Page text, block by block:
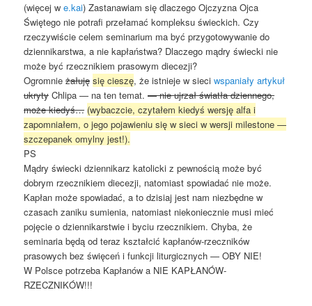
(więcej we.kai) Zastanawiam się dlaczego Ojczyzna Ojca
Świętego nie potrafi przełamać kompleksu świeckich. Czy
rzeczywiście celem seminarium ma być przygotowywanie do
dziennikarstwa, a nie kapłaństwa? Dlaczego mądry świecki nie
może być rzecznikiem prasowym diecezji?
Ogromnieżałuję się cieszę, że istnieje w sieciwspaniały artykuł
ukryty Chlipa — na ten temat.— nie ujrzał światła dziennego,
może kiedyś… (wybaczcie, czytałem kiedyś wersję alfa i
zapomniałem, o jego pojawieniu się w sieci w wersji milestone —
szczepanek omylny jest!).
PS
Mądry świecki dziennikarz katolicki z pewnością może być
dobrym rzecznikiem diecezji, natomiast spowiadać nie może.
Kapłan może spowiadać, a to dzisiaj jest nam niezbędne w
czasach zaniku sumienia, natomiast niekoniecznie musi mieć
pojęcie o dziennikarstwie i byciu rzecznikiem. Chyba, że
seminaria będą od teraz kształcić kapłanów-rzeczników
prasowych bez święceń i funkcji liturgicznych — OBY NIE!
W Polsce potrzeba Kapłanów a NIE KAPŁANÓW-
RZECZNIKÓW!!!